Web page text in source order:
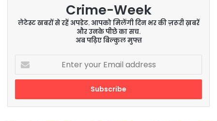
Crime-Week
लेटेस्ट खबरों से रहें अपडेट. आपको मिलेंगी दिन भर की ज़रूरी ख़बरें
और उनके पीछे का सच.
अब पढ़िए बिल्कुल मुफ्त
Enter
your
Email